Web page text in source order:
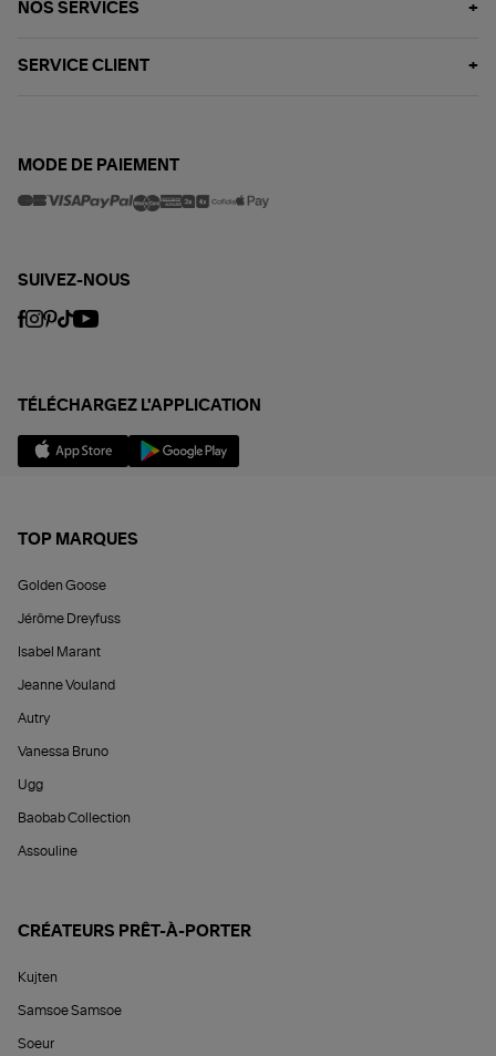
NOS SERVICES
SERVICE CLIENT
MODE DE PAIEMENT
SUIVEZ-NOUS
TÉLÉCHARGEZ L'APPLICATION
TOP MARQUES
Golden Goose
Jérôme Dreyfuss
Isabel Marant
Jeanne Vouland
Autry
Vanessa Bruno
Ugg
Baobab Collection
Assouline
CRÉATEURS PRÊT-À-PORTER
Kujten
Samsoe Samsoe
Soeur